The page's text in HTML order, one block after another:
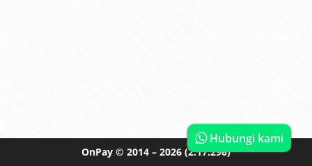
OnPay © 2014 – 2026 (2.17.296)
Hubungi kami